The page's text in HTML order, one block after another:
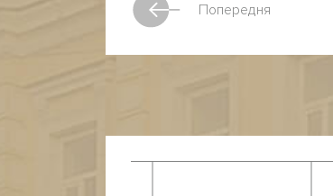
Попередня